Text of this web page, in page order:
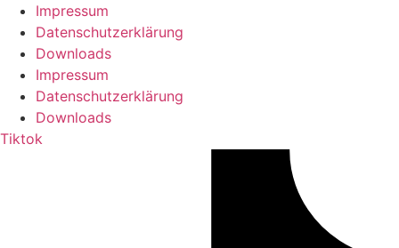
Impressum
Datenschutzerklärung
Downloads
Impressum
Datenschutzerklärung
Downloads
Tiktok